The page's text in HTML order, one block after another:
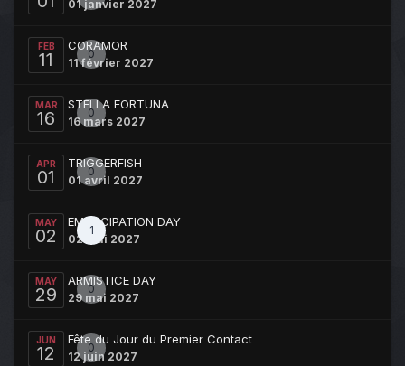
01 janvier 2027
FEB
11 0
CORAMOR
11 février 2027
MAR
16 0
STELLA FORTUNA
16 mars 2027
APR
01 0
TRIGGERFISH
01 avril 2027
MAY
02 1
EMANCIPATION DAY
02 mai 2027
MAY
29 0
ARMISTICE DAY
29 mai 2027
JUN
12 0
Fête du Jour du Premier Contact
12 juin 2027